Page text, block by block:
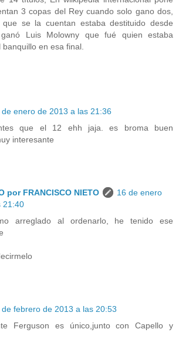
3 copas del Rey cuando solo gano dos,
se la cuentan estaba destituido desde
Luis Molowny que fué quien estaba
en esa final.
de enero de 2013 a las 21:36
que el 12 ehh jaja. es broma buen
interesante
por FRANCISCO NIETO
16 de enero
21:40
arreglado al ordenarlo, he tenido ese
de febrero de 2013 a las 20:53
Ferguson es único,junto con Capello y